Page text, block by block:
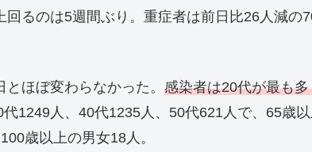
るのは5週間ぶり。重症者は前日比26人減の
ほぼ変わらなかった。 感染者は20代が最も多
1249人、40代1235人、50代621人で、65歳
歳以上の男女18人。